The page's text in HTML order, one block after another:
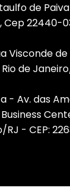
de Paiva
Cep 22440-
Visconde de
de
- Av. das
Business
RJ - CEP: